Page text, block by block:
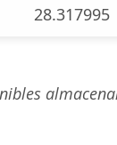
28.317995